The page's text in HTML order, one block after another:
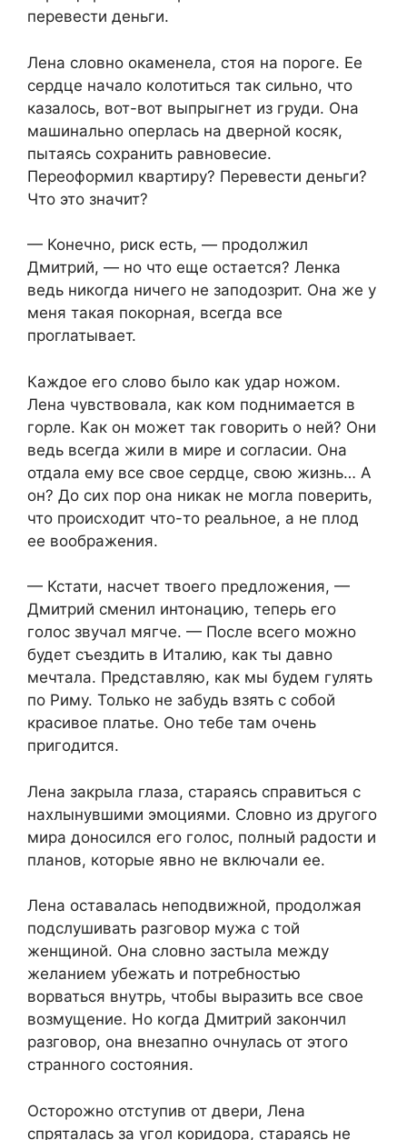
перевести деньги.
Лена словно окаменела, стоя на пороге. Ее
сердце начало колотиться так сильно, что
казалось, вот-вот выпрыгнет из груди. Она
машинально оперлась на дверной косяк,
пытаясь сохранить равновесие.
Переоформил квартиру? Перевести деньги?
Что это значит?
— Конечно, риск есть, — продолжил
Дмитрий, — но что еще остается? Ленка
ведь никогда ничего не заподозрит. Она же у
меня такая покорная, всегда все
проглатывает.
Каждое его слово было как удар ножом.
Лена чувствовала, как ком поднимается в
горле. Как он может так говорить о ней? Они
ведь всегда жили в мире и согласии. Она
отдала ему все свое сердце, свою жизнь… А
он? До сих пор она никак не могла поверить,
что происходит что-то реальное, а не плод
ее воображения.
— Кстати, насчет твоего предложения, —
Дмитрий сменил интонацию, теперь его
голос звучал мягче. — После всего можно
будет съездить в Италию, как ты давно
мечтала. Представляю, как мы будем гулять
по Риму. Только не забудь взять с собой
красивое платье. Оно тебе там очень
пригодится.
Лена закрыла глаза, стараясь справиться с
нахлынувшими эмоциями. Словно из другого
мира доносился его голос, полный радости и
планов, которые явно не включали ее.
Лена оставалась неподвижной, продолжая
подслушивать разговор мужа с той
женщиной. Она словно застыла между
желанием убежать и потребностью
ворваться внутрь, чтобы выразить все свое
возмущение. Но когда Дмитрий закончил
разговор, она внезапно очнулась от этого
странного состояния.
Осторожно отступив от двери, Лена
спряталась за угол коридора, стараясь не